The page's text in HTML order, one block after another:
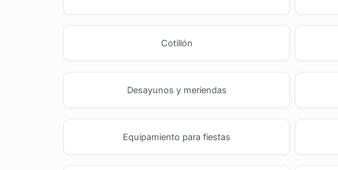
Cotillón
Desayunos y meriendas
Equipamiento para fiestas